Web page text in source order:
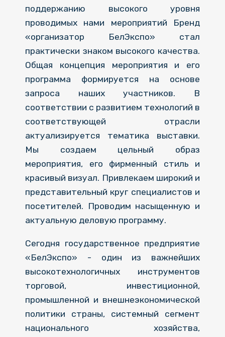
поддержанию высокого уровня
проводимых нами мероприятий Бренд
«организатор БелЭкспо» стал
практически знаком высокого качества.
Общая концепция мероприятия и его
программа формируется на основе
запроса наших участников. В
соответствии с развитием технологий в
соответствующей отрасли
актуализируется тематика выставки.
Мы создаем цельный образ
мероприятия, его фирменный стиль и
красивый визуал. Привлекаем широкий и
представительный круг специалистов и
посетителей. Проводим насыщенную и
актуальную деловую программу.
Сегодня государственное предприятие
«БелЭкспо» - один из важнейших
высокотехнологичных инструментов
торговой, инвестиционной,
промышленной и внешнеэкономической
политики страны, системный сегмент
национального хозяйства,